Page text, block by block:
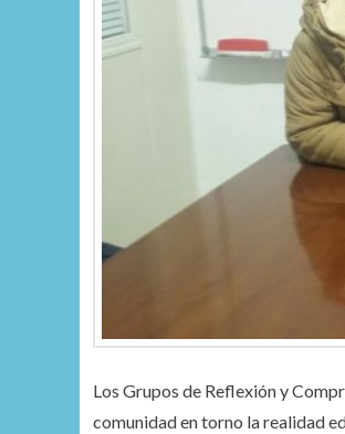
Los Grupos de Reflexión y
comunidad en torno la realidad